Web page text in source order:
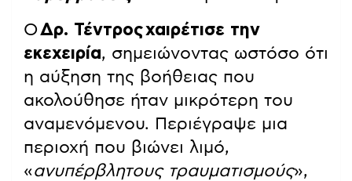
ΟΔρ. Τέντροςχαιρέτισε την
εκεχειρία, σημειώνοντας ωστόσο ότι
η αύξηση της βοήθειας που
ακολούθησε ήταν μικρότερη του
αναμενόμενου. Περιέγραψε μια
περιοχή που βιώνει λιμό,
«ανυπέρβλητους τραυματισμούς»,